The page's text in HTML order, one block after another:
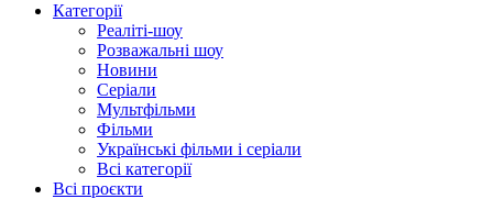
Категорії
Реаліті-шоу
Розважальні шоу
Новини
Серіали
Мультфільми
Фільми
Українські фільми і серіали
Всі категорії
Всі проєкти